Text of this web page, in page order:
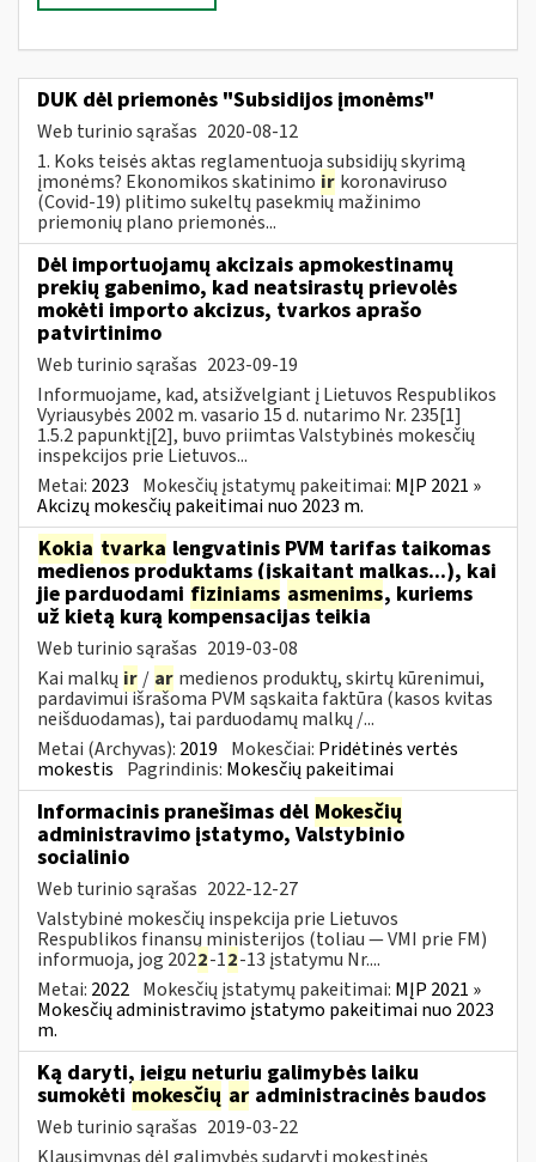
DUK dėl priemonės "Subsidijos įmonėms"
Web turinio sąrašas 2020-08-12
1. Koks teisės aktas reglamentuoja subsidijų skyrimą
įmonėms? Ekonomikos skatinimo ir koronaviruso
(Covid-19) plitimo sukeltų pasekmių mažinimo
priemonių plano priemonės...
Dėl importuojamų akcizais apmokestinamų
prekių gabenimo, kad neatsirastų prievolės
mokėti importo akcizus, tvarkos aprašo
patvirtinimo
Web turinio sąrašas 2023-09-19
Informuojame, kad, atsižvelgiant į Lietuvos Respublikos
Vyriausybės 2002 m. vasario 15 d. nutarimo Nr. 235[1]
1.5.2 papunktį[2], buvo priimtas Valstybinės mokesčių
inspekcijos prie Lietuvos...
Metai: 2023 Mokesčių įstatymų pakeitimai: MĮP 2021 »
Akcizų mokesčių pakeitimai nuo 2023 m.
Kokia tvarka lengvatinis PVM tarifas taikomas
medienos produktams (įskaitant malkas...), kai
jie parduodami fiziniams asmenims, kuriems
už kietą kurą kompensacijas teikia
Web turinio sąrašas 2019-03-08
Kai malkų ir / ar medienos produktų, skirtų kūrenimui,
pardavimui išrašoma PVM sąskaita faktūra (kasos kvitas
neišduodamas), tai parduodamų malkų /...
Metai (Archyvas): 2019 Mokesčiai: Pridėtinės vertės
mokestis Pagrindinis: Mokesčių pakeitimai
Informacinis pranešimas dėl Mokesčių
administravimo įstatymo, Valstybinio
socialinio
Web turinio sąrašas 2022-12-27
Valstybinė mokesčių inspekcija prie Lietuvos
Respublikos finansų ministerijos (toliau — VMI prie FM)
informuoja, jog 2022-12-13 įstatymu Nr....
Metai: 2022 Mokesčių įstatymų pakeitimai: MĮP 2021 »
Mokesčių administravimo įstatymo pakeitimai nuo 2023
m.
Ką daryti, jeigu neturiu galimybės laiku
sumokėti mokesčių ar administracinės baudos
Web turinio sąrašas 2019-03-22
Klausimynas dėl galimybės sudaryti mokestinės